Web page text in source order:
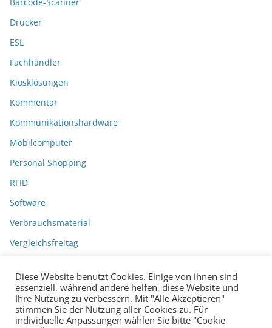
Barcode-Scanner
Drucker
ESL
Fachhändler
Kiosklösungen
Kommentar
Kommunikationshardware
Mobilcomputer
Personal Shopping
RFID
Software
Verbrauchsmaterial
Vergleichsfreitag
Diese Website benutzt Cookies. Einige von ihnen sind
essenziell, während andere helfen, diese Website und
Ihre Nutzung zu verbessern. Mit "Alle Akzeptieren"
stimmen Sie der Nutzung aller Cookies zu. Für
individuelle Anpassungen wählen Sie bitte "Cookie